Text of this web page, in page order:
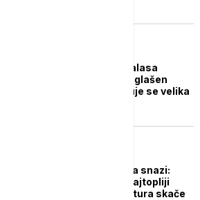
Francuska na udaru talasa
hladnog vremena: Proglašen
stepen uzbune, očekuje se velika
Crveni meteo alarm na snazi:
RHMZ objavio koji je najtopliji
grad u Srbiji, temperatura skače